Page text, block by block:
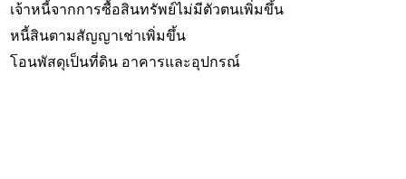
เจ้าหนี้จากการซื้อสินทรัพย์ไม่มีตัวตนเพิ่มขึ้น
หนี้สินตามสัญญาเช่าเพิ่มขึ้น
โอนพัสดุเป็นที่ดิน อาคารและอุปกรณ์